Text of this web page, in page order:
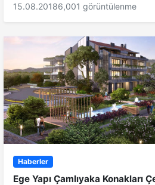
15.08.20186,001 görüntülenme
Haberler
Ege Yapı Çamlıyaka Konakları